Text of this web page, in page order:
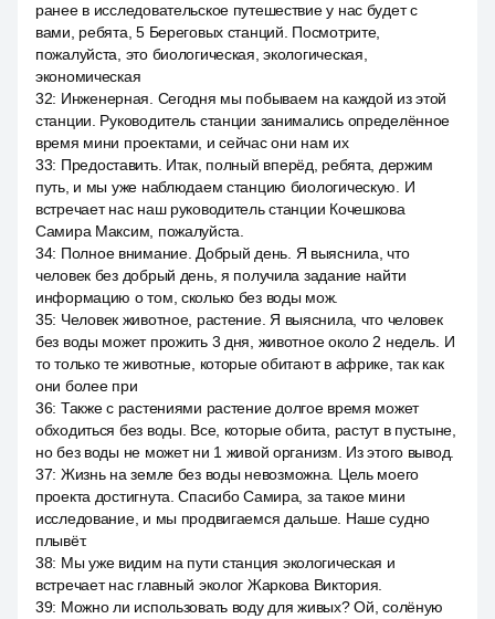
ранее в исследовательское путешествие у нас будет с
вами, ребята, 5 Береговых станций. Посмотрите,
пожалуйста, это биологическая, экологическая,
экономическая
32: Инженерная. Сегодня мы побываем на каждой из этой
станции. Руководитель станции занимались определённое
время мини проектами, и сейчас они нам их
33: Предоставить. Итак, полный вперёд, ребята, держим
путь, и мы уже наблюдаем станцию биологическую. И
встречает нас наш руководитель станции Кочешкова
Самира Максим, пожалуйста.
34: Полное внимание. Добрый день. Я выяснила, что
человек без добрый день, я получила задание найти
информацию о том, сколько без воды мож.
35: Человек животное, растение. Я выяснила, что человек
без воды может прожить 3 дня, животное около 2 недель. И
то только те животные, которые обитают в африке, так как
они более при
36: Также с растениями растение долгое время может
обходиться без воды. Все, которые обита, растут в пустыне,
но без воды не может ни 1 живой организм. Из этого вывод.
37: Жизнь на земле без воды невозможна. Цель моего
проекта достигнута. Спасибо Самира, за такое мини
исследование, и мы продвигаемся дальше. Наше судно
плывёт.
38: Мы уже видим на пути станция экологическая и
встречает нас главный эколог Жаркова Виктория.
39: Можно ли использовать воду для живых? Ой, солёную